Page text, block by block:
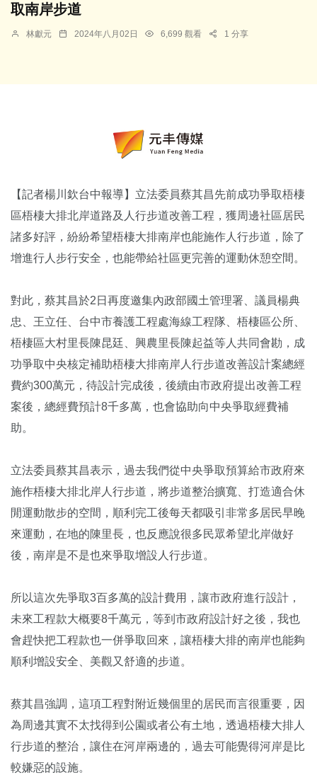
取南岸步道
林獻元 2024年八月02日 6,699 觀看 1 分享
【記者楊川欽台中報導】立法委員蔡其昌先前成功爭取梧棲
區梧棲大排北岸道路及人行步道改善工程，獲周邊社區居民
諸多好評，紛紛希望梧棲大排南岸也能施作人行步道，除了
增進行人步行安全，也能帶給社區更完善的運動休憩空間。
對此，蔡其昌於2日再度邀集內政部國土管理署、議員楊典
忠、王立任、台中市養護工程處海線工程隊、梧棲區公所、
梧棲區大村里長陳昆廷、興農里長陳起益等人共同會勘，成
功爭取中央核定補助梧棲大排南岸人行步道改善設計案總經
費約300萬元，待設計完成後，後續由市政府提出改善工程
案後，總經費預計8千多萬，也會協助向中央爭取經費補
助。
立法委員蔡其昌表示，過去我們從中央爭取預算給市政府來
施作梧棲大排北岸人行步道，將步道整治擴寬、打造適合休
閒運動散步的空間，順利完工後每天都吸引非常多居民早晚
來運動，在地的陳里長，也反應說很多民眾希望北岸做好
後，南岸是不是也來爭取增設人行步道。
所以這次先爭取3百多萬的設計費用，讓市政府進行設計，
未來工程款大概要8千萬元，等到市政府設計好之後，我也
會趕快把工程款也一併爭取回來，讓梧棲大排的南岸也能夠
順利增設安全、美觀又舒適的步道。
蔡其昌強調，這項工程對附近幾個里的居民而言很重要，因
為周邊其實不太找得到公園或者公有土地，透過梧棲大排人
行步道的整治，讓住在河岸兩邊的，過去可能覺得河岸是比
較嫌惡的設施。